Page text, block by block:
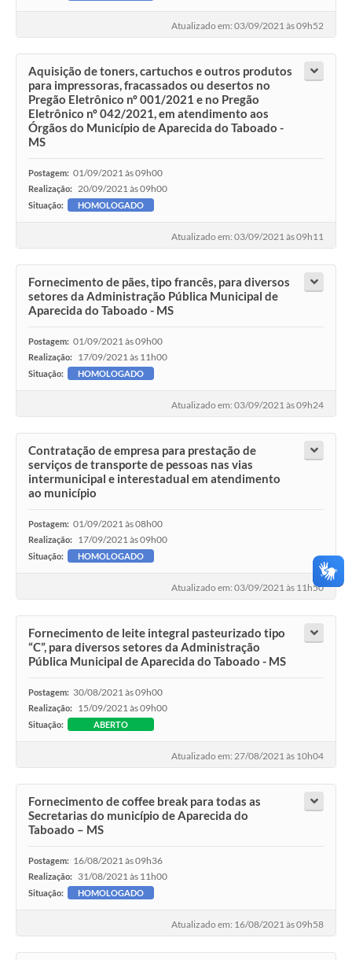
Atualizado em: 03/09/2021 às 09h52
Aquisição de toners, cartuchos e outros produtos
para impressoras, fracassados ou desertos no
Pregão Eletrônico nº 001/2021 e no Pregão
Eletrônico nº 042/2021, em atendimento aos
Órgãos do Município de Aparecida do Taboado -
MS
Postagem: 01/09/2021 às 09h00
Realização: 20/09/2021 às 09h00
Situação: HOMOLOGADO
Atualizado em: 03/09/2021 às 09h11
Fornecimento de pães, tipo francês, para diversos
setores da Administração Pública Municipal de
Aparecida do Taboado - MS
Postagem: 01/09/2021 às 09h00
Realização: 17/09/2021 às 11h00
Situação: HOMOLOGADO
Atualizado em: 03/09/2021 às 09h24
Contratação de empresa para prestação de
serviços de transporte de pessoas nas vias
intermunicipal e interestadual em atendimento
ao município
Postagem: 01/09/2021 às 08h00
Realização: 17/09/2021 às 09h00
Situação: HOMOLOGADO
Atualizado em: 03/09/2021 às 11h50
Fornecimento de leite integral pasteurizado tipo
“C”, para diversos setores da Administração
Pública Municipal de Aparecida do Taboado - MS
Postagem: 30/08/2021 às 09h00
Realização: 15/09/2021 às 09h00
Situação: ABERTO
Atualizado em: 27/08/2021 às 10h04
Fornecimento de coffee break para todas as
Secretarias do município de Aparecida do
Taboado – MS
Postagem: 16/08/2021 às 09h36
Realização: 31/08/2021 às 11h00
Situação: HOMOLOGADO
Atualizado em: 16/08/2021 às 09h58